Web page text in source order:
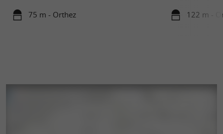
75 m - Orthez 122 m -